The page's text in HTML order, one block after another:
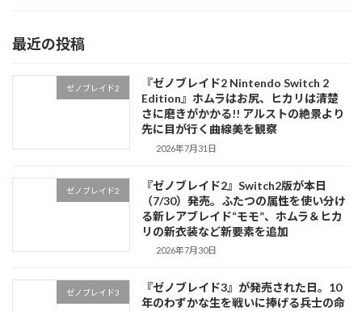
最近の投稿
ゼノブレイド2
『ゼノブレイド2 Nintendo Switch 2
Edition』ホムラはお尻、ヒカリは清楚
さに磨きがかかる!! アルストの絶景より
先に目が行く曲線美を観察
2026年7月31日
ゼノブレイド2
『ゼノブレイド2』Switch2版が本日
（7/30）発売。ふたつの属性を使い分け
る新レアブレイド“モモ”、ホムラ＆ヒカ
リの新衣装など新要素を追加
2026年7月30日
ゼノブレイド3
『ゼノブレイド3』が発売された日。10
年のわずかな生を戦いに捧げる兵士の命